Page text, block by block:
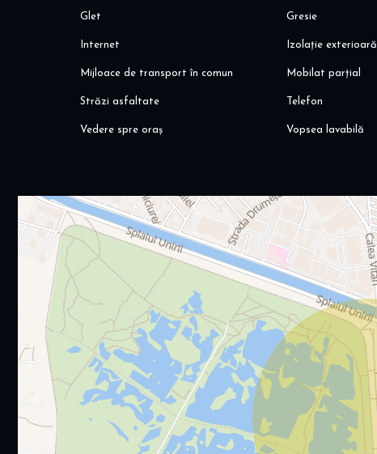
Glet Gresie
Internet Izolație exterioară
Mijloace de transport în comun Mobilat parțial
Străzi asfaltate Telefon
Vedere spre oraș Vopsea lavabilă